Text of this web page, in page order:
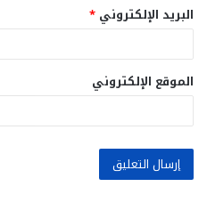
البريد الإلكتروني *
الموقع الإلكتروني